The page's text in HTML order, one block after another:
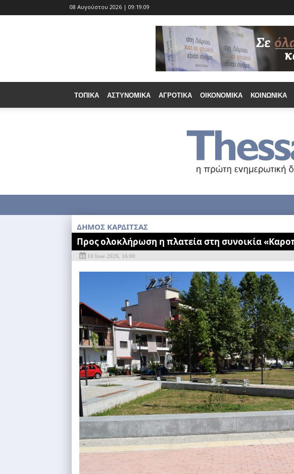
08 Αυγούστου 2026 | 09:19:10
ΤΟΠΙΚΆ ΑΣΤΥΝΟΜΙΚΆ ΑΓΡΟΤΙΚΆ ΟΙΚΟΝΟΜΙΚΆ ΚΟΙΝΩΝΙΚΆ
ΔΗΜΟΣ ΚΑΡΔΙΤΣΑΣ
Προς ολοκλήρωση η πλατεία στη συνοικία
10 Ιουν 2026, 16:00